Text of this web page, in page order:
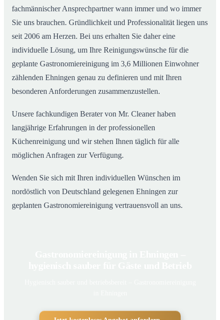
fachmännischer Ansprechpartner wann immer und wo immer
Sie uns brauchen. Gründlichkeit und Professionalität liegen uns
seit 2006 am Herzen. Bei uns erhalten Sie daher eine
individuelle Lösung, um Ihre Reinigungswünsche für die
geplante Gastronomiereinigung im 3,6 Millionen Einwohner
zählenden Ehningen genau zu definieren und mit Ihren
besonderen Anforderungen zusammenzustellen.
Unsere fachkundigen Berater von Mr. Cleaner haben
langjährige Erfahrungen in der professionellen
Küchenreinigung und wir stehen Ihnen täglich für alle
möglichen Anfragen zur Verfügung.
Wenden Sie sich mit Ihren individuellen Wünschen im
nordöstlich von Deutschland gelegenen Ehningen zur
geplanten Gastronomiereinigung vertrauensvoll an uns.